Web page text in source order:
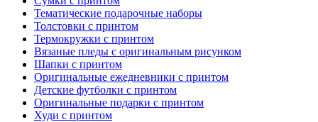
Тематические подарочные наборы
Толстовки с принтом
Термокружки с принтом
Вязаные пледы с оригинальным рисунком
Шапки с принтом
Оригинальные ежедневники с принтом
Детские футболки с принтом
Оригинальные подарки с принтом
Худи с принтом